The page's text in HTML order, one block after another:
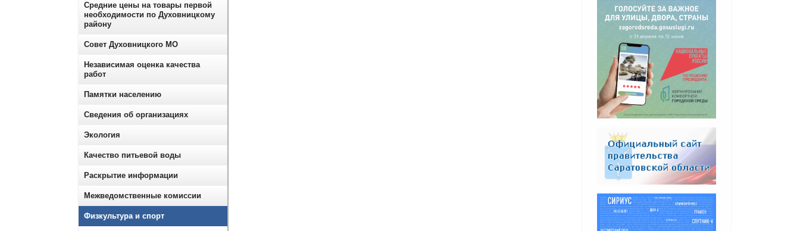
Средние цены на товары первой
необходимости по Духовницкому
району
Совет Духовницкого МО
Независимая оценка качества
работ
Памятки населению
Сведения об организациях
Экология
Качество питьевой воды
Раскрытие информации
Межведомственные комиссии
Физкультура и спорт